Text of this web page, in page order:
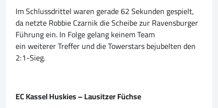
Im Schlussdrittel waren gerade 62 Sekunden gespielt,
da netzte Robbie Czarnik die Scheibe zur Ravensburger
Führung ein. In Folge gelang keinem Team
ein weiterer Treffer und die Towerstars bejubelten den
2:1-Sieg.
EC Kassel Huskies – Lausitzer Füchse